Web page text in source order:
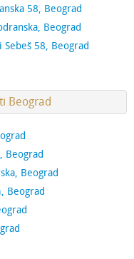
58, Beograd
Beograd
Sebeš 58, Beograd
Beograd
Beograd
Beograd
Beograd